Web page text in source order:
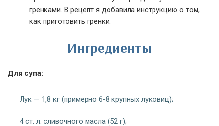
гренками. В рецепт я добавила инструкцию о том,
как приготовить гренки.
Ингредиенты
Для супа:
Лук — 1,8 кг (примерно 6-8 крупных луковиц);
4 ст. л. сливочного масла (52 г);